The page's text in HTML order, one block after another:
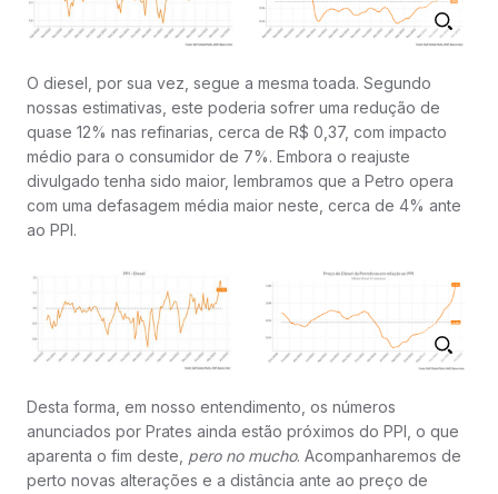
O diesel, por sua vez, segue a mesma toada. Segundo
nossas estimativas, este poderia sofrer uma redução de
quase 12% nas refinarias, cerca de R$ 0,37, com impacto
médio para o consumidor de 7%. Embora o reajuste
divulgado tenha sido maior, lembramos que a Petro opera
com uma defasagem média maior neste, cerca de 4% ante
ao PPI.
Desta forma, em nosso entendimento, os números
anunciados por Prates ainda estão próximos do PPI, o que
aparenta o fim deste, pero no mucho. Acompanharemos de
perto novas alterações e a distância ante ao preço de